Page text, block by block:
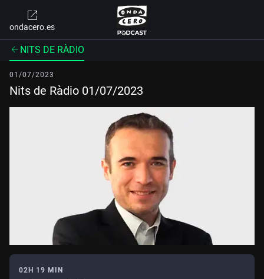
ondacero.es
NITS DE RÀDIO
01/07/2023
Nits de Ràdio 01/07/2023
02H 19 MIN